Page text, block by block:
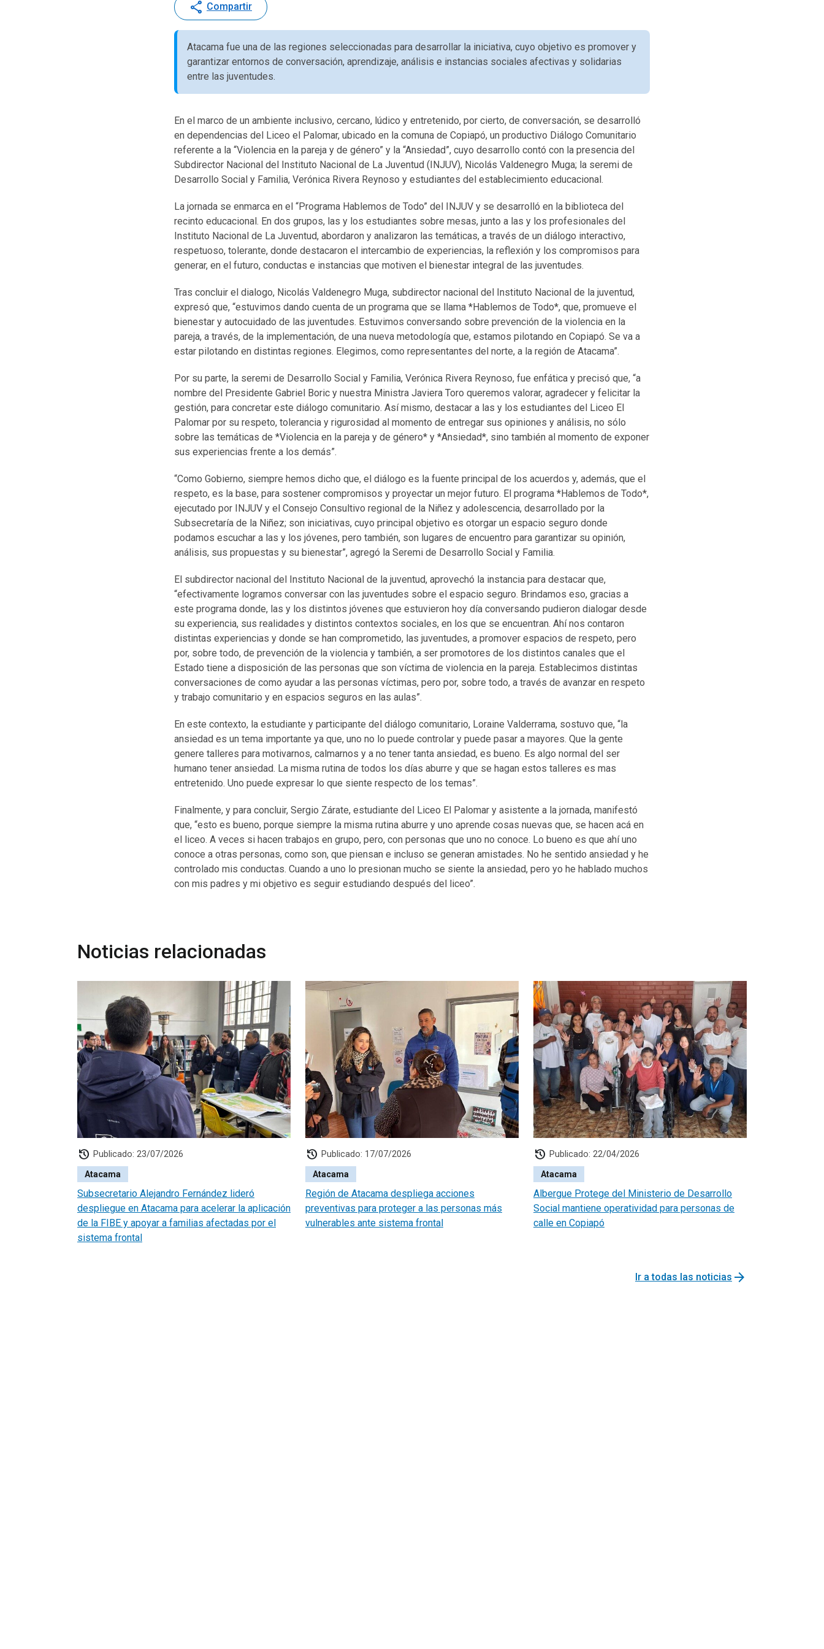
share Compartir
Atacama fue una de las regiones seleccionadas para desarrollar la iniciativa, cuyo objetivo es promover y
garantizar entornos de conversación, aprendizaje, análisis e instancias sociales afectivas y solidarias
entre las juventudes.
En el marco de un ambiente inclusivo, cercano, lúdico y entretenido, por cierto, de conversación, se desarrolló
en dependencias del Liceo el Palomar, ubicado en la comuna de Copiapó, un productivo Diálogo Comunitario
referente a la “Violencia en la pareja y de género” y la “Ansiedad”, cuyo desarrollo contó con la presencia del
Subdirector Nacional del Instituto Nacional de La Juventud (INJUV), Nicolás Valdenegro Muga; la seremi de
Desarrollo Social y Familia, Verónica Rivera Reynoso y estudiantes del establecimiento educacional.
La jornada se enmarca en el “Programa Hablemos de Todo” del INJUV y se desarrolló en la biblioteca del
recinto educacional. En dos grupos, las y los estudiantes sobre mesas, junto a las y los profesionales del
Instituto Nacional de La Juventud, abordaron y analizaron las temáticas, a través de un diálogo interactivo,
respetuoso, tolerante, donde destacaron el intercambio de experiencias, la reflexión y los compromisos para
generar, en el futuro, conductas e instancias que motiven el bienestar integral de las juventudes.
Tras concluir el dialogo, Nicolás Valdenegro Muga, subdirector nacional del Instituto Nacional de la juventud,
expresó que, “estuvimos dando cuenta de un programa que se llama *Hablemos de Todo*, que, promueve el
bienestar y autocuidado de las juventudes. Estuvimos conversando sobre prevención de la violencia en la
pareja, a través, de la implementación, de una nueva metodología que, estamos pilotando en Copiapó. Se va a
estar pilotando en distintas regiones. Elegimos, como representantes del norte, a la región de Atacama”.
Por su parte, la seremi de Desarrollo Social y Familia, Verónica Rivera Reynoso, fue enfática y precisó que, “a
nombre del Presidente Gabriel Boric y nuestra Ministra Javiera Toro queremos valorar, agradecer y felicitar la
gestión, para concretar este diálogo comunitario. Así mismo, destacar a las y los estudiantes del Liceo El
Palomar por su respeto, tolerancia y rigurosidad al momento de entregar sus opiniones y análisis, no sólo
sobre las temáticas de *Violencia en la pareja y de género* y *Ansiedad*, sino también al momento de exponer
sus experiencias frente a los demás”.
“Como Gobierno, siempre hemos dicho que, el diálogo es la fuente principal de los acuerdos y, además, que el
respeto, es la base, para sostener compromisos y proyectar un mejor futuro. El programa *Hablemos de Todo*,
ejecutado por INJUV y el Consejo Consultivo regional de la Niñez y adolescencia, desarrollado por la
Subsecretaría de la Niñez; son iniciativas, cuyo principal objetivo es otorgar un espacio seguro donde
podamos escuchar a las y los jóvenes, pero también, son lugares de encuentro para garantizar su opinión,
análisis, sus propuestas y su bienestar”, agregó la Seremi de Desarrollo Social y Familia.
El subdirector nacional del Instituto Nacional de la juventud, aprovechó la instancia para destacar que,
“efectivamente logramos conversar con las juventudes sobre el espacio seguro. Brindamos eso, gracias a
este programa donde, las y los distintos jóvenes que estuvieron hoy día conversando pudieron dialogar desde
su experiencia, sus realidades y distintos contextos sociales, en los que se encuentran. Ahí nos contaron
distintas experiencias y donde se han comprometido, las juventudes, a promover espacios de respeto, pero
por, sobre todo, de prevención de la violencia y también, a ser promotores de los distintos canales que el
Estado tiene a disposición de las personas que son víctima de violencia en la pareja. Establecimos distintas
conversaciones de como ayudar a las personas víctimas, pero por, sobre todo, a través de avanzar en respeto
y trabajo comunitario y en espacios seguros en las aulas”.
En este contexto, la estudiante y participante del diálogo comunitario, Loraine Valderrama, sostuvo que, “la
ansiedad es un tema importante ya que, uno no lo puede controlar y puede pasar a mayores. Que la gente
genere talleres para motivarnos, calmarnos y a no tener tanta ansiedad, es bueno. Es algo normal del ser
humano tener ansiedad. La misma rutina de todos los días aburre y que se hagan estos talleres es mas
entretenido. Uno puede expresar lo que siente respecto de los temas”.
Finalmente, y para concluir, Sergio Zárate, estudiante del Liceo El Palomar y asistente a la jornada, manifestó
que, “esto es bueno, porque siempre la misma rutina aburre y uno aprende cosas nuevas que, se hacen acá en
el liceo. A veces si hacen trabajos en grupo, pero, con personas que uno no conoce. Lo bueno es que ahí uno
conoce a otras personas, como son, que piensan e incluso se generan amistades. No he sentido ansiedad y he
controlado mis conductas. Cuando a uno lo presionan mucho se siente la ansiedad, pero yo he hablado muchos
con mis padres y mi objetivo es seguir estudiando después del liceo”.
Noticias relacionadas
history Publicado: 23/07/2026
Atacama
Subsecretario Alejandro Fernández lideró
despliegue en Atacama para acelerar la aplicación
de la FIBE y apoyar a familias afectadas por el
sistema frontal
history Publicado: 17/07/2026
Atacama
Región de Atacama despliega acciones
preventivas para proteger a las personas más
vulnerables ante sistema frontal
history Publicado: 22/04/2026
Atacama
Albergue Protege del Ministerio de Desarrollo
Social mantiene operatividad para personas de
calle en Copiapó
Ir a todas las noticias arrow_forward